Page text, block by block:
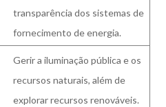
transparência dos sistemas de
fornecimento de energia.
Gerir a iluminação pública e os
recursos naturais, além de
explorar recursos renováveis.